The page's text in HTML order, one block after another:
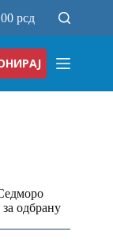
рсд
одбрану